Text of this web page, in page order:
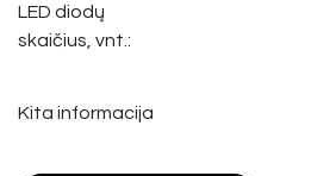
LED diodų
skaičius, vnt.:
Kita informacija